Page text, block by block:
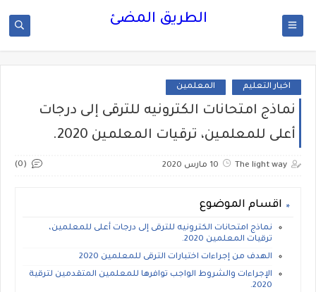
الطريق المضئ
اخبار التعليم المعلمين
نماذج امتحانات الكترونيه للترقى إلى درجات
أعلى للمعلمين، ترقيات المعلمين 2020.
The light way 10 مارس 2020 (0)
اقسام الموضوع
نماذج امتحانات الكترونيه للترقى إلى درجات أعلى للمعلمين،
ترقيات المعلمين 2020.
الهدف من إجراءات اختبارات الترقى للمعلمين 2020
الإجراءات والشروط الواجب توافرها للمعلمين المتقدمين لترقية
2020.